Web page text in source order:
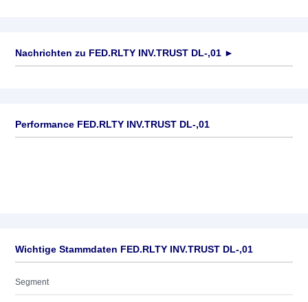
Nachrichten zu FED.RLTY INV.TRUST DL-,01 ►
Performance FED.RLTY INV.TRUST DL-,01
Wichtige Stammdaten FED.RLTY INV.TRUST DL-,01
Segment